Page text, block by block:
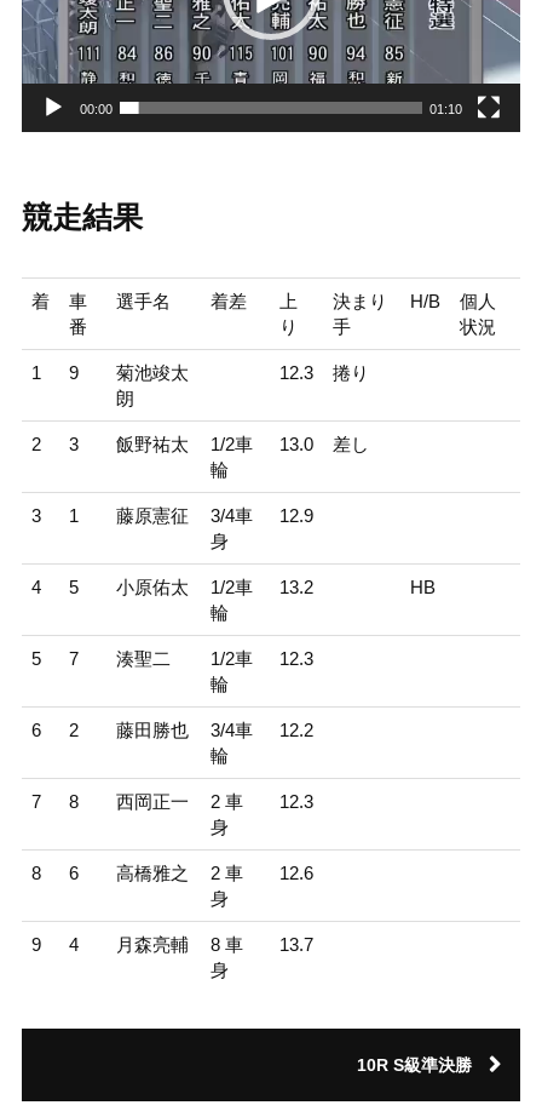
ー
00:00 01:10
競走結果
着
車
番
選手名 着差
上
り
決まり
手
H/B
個人
状況
1 9
菊池竣太
朗
12.3 捲り
2 3 飯野祐太
1/2車
輪
13.0 差し
3 1 藤原憲征
3/4車
身
12.9
4 5 小原佑太
1/2車
輪
13.2 HB
5 7 湊聖二
1/2車
輪
12.3
6 2 藤田勝也
3/4車
輪
12.2
7 8 西岡正一
2 車
身
12.3
8 6 高橋雅之
2 車
身
12.6
9 4 月森亮輔
8 車
身
13.7
10R S級準決勝